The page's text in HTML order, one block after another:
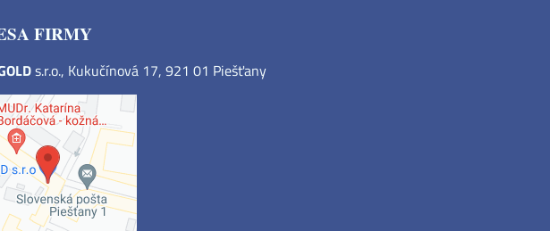
FIRMY
s.r.o., Kukučínová 17, 921 01 Piešťany